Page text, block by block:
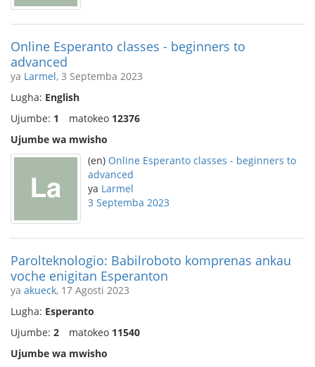
Online Esperanto classes - beginners to
advanced
ya Larmel, 3 Septemba 2023
Lugha: English
Ujumbe: 1 matokeo 12376
Ujumbe wa mwisho
(en) Online Esperanto classes - beginners to
advanced
ya Larmel
3 Septemba 2023
Parolteknologio: Babilroboto komprenas ankau
voche enigitan Esperanton
ya akueck, 17 Agosti 2023
Lugha: Esperanto
Ujumbe: 2 matokeo 11540
Ujumbe wa mwisho